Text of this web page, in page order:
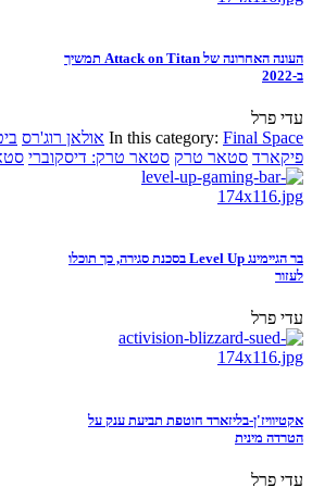
העונה האחרונה של Attack on Titan תמשיך
ב-2022
עדי פרל
In this category: Final Space אולאן רוג'רס
פיקארד סטאר טרק סטאר טרק: דיסקוברי
בר הגיימינג Level Up בסכנת סגירה, כך תוכלו
לעזור
עדי פרל
אקטיוויז'ן-בליזארד חוטפת תביעת ענק על
הטרדה מינית
עדי פרל